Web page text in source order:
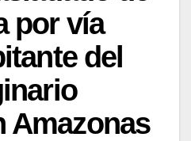
por vía
del
Amazonas